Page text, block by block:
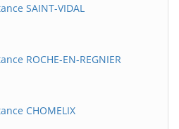
SAINT-VIDAL
ROCHE-EN-REGNIER
CHOMELIX